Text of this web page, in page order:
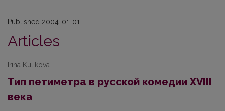
Published 2004-01-01
Articles
Irina Kulikova
Тип петиметра в русской комедии XVIII
века